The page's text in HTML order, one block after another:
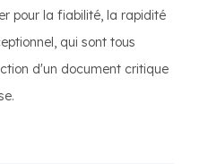
pour la fiabilité, la rapidité
qui sont tous
d'un document critique